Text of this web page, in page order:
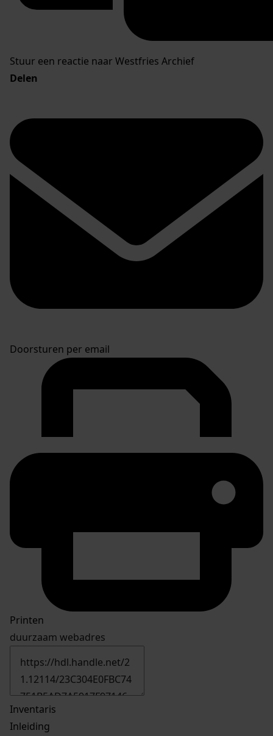
Stuur een reactie naar Westfries Archief
Delen
Doorsturen per email
Printen
duurzaam webadres
Inventaris
Inleiding